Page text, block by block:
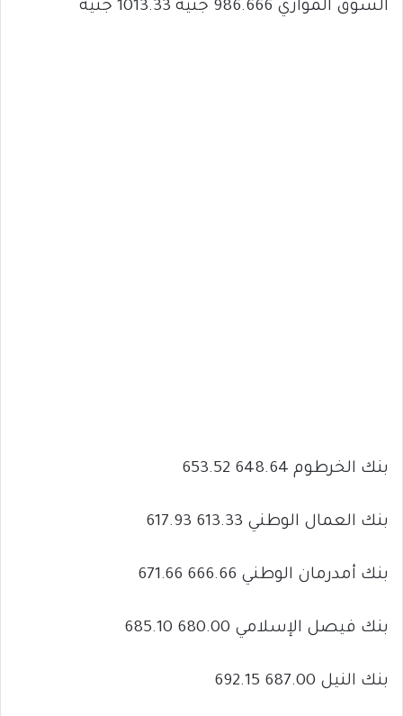
السوق الموازي 986.666 جنيه 1013.33 جنيه
بنك الخرطوم 648.64 653.52
بنك العمال الوطني 613.33 617.93
بنك أمدرمان الوطني 666.66 671.66
بنك فيصل الإسلامي 680.00 685.10
بنك النيل 687.00 692.15